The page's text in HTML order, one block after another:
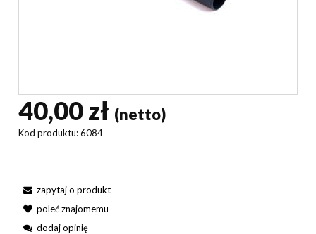
40,00 zł (netto)
Kod produktu:6084
zapytaj o produkt
poleć znajomemu
dodaj opinię